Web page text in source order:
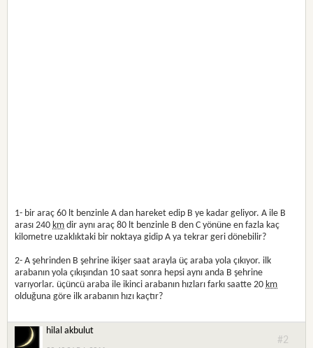
1- bir araç 60 lt benzinle A dan hareket edip B ye kadar geliyor. A ile B
arası 240 km dir aynı araç 80 lt benzinle B den C yönüne en fazla kaç
kilometre uzaklıktaki bir noktaya gidip A ya tekrar geri dönebilir?
2- A şehrinden B şehrine ikişer saat arayla üç araba yola çıkıyor. ilk
arabanın yola çıkışından 10 saat sonra hepsi aynı anda B şehrine
varıyorlar. üçüncü araba ile ikinci arabanın hızları farkı saatte 20 km
olduğuna göre ilk arabanın hızı kaçtır?
hilal akbulut
#2